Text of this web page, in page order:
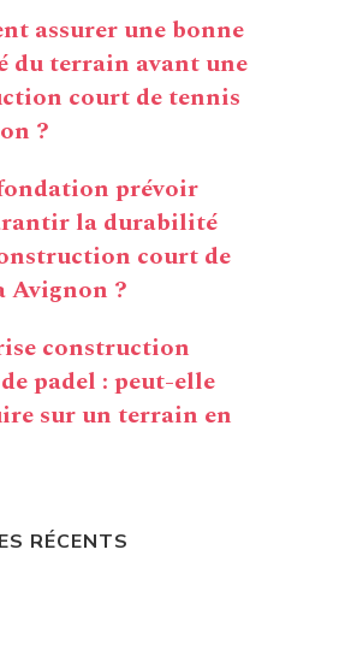
assurer une bonne
du terrain avant une
court de tennis
?
prévoir
la durabilité
court de
Avignon ?
construction
padel : peut-elle
sur un terrain en
RÉCENTS